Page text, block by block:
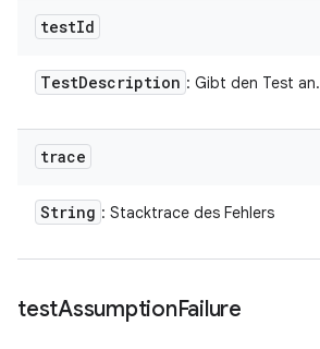
testId
TestDescription : Gibt den Test an.
trace
String : Stacktrace des Fehlers
testAssumptionFailure